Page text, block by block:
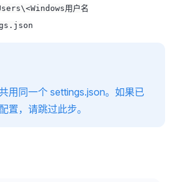
用户名
用同一个 settings.json。如果已
置，请跳过此步。